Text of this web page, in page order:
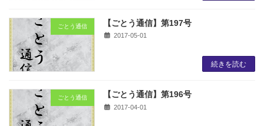
ごとう通信 【ごとう通信】第197号
2017-05-01
続きを読む
ごとう通信 【ごとう通信】第196号
2017-04-01